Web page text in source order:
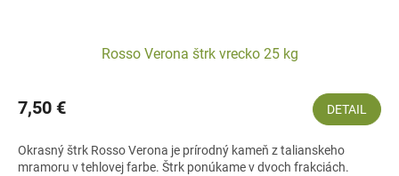
Rosso Verona štrk vrecko 25 kg
7,50 € DETAIL
Okrasný štrk Rosso Verona je prírodný kameň z talianskeho
mramoru v tehlovej farbe. Štrk ponúkame v dvoch frakciách.